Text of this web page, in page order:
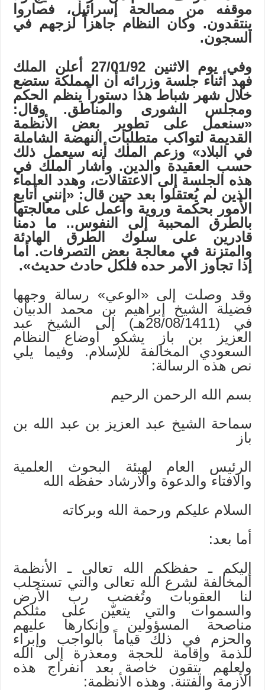
موقفه من مصالحة إسرائيل، فصاروا
ينتقدون. وكان النظام جاهزاً لزجهم في
السجون.
وفي يوم الاثنين 27/01/92 أعلن الملك
فهد أثناء جلسة وزرائه أن المملكة ستضع
خلال شهر شباط هذا دستوراً ينظم الحكم
ومجلس الشورى والمناطق. وقال:
«سنعمل على تطوير بعض الأنظمة
القديمة لتواكب متطلبات النهضة الشاملة
في البلاد» وزعم الملك أنه سيعمل ذلك
حسب العقيدة والدين. وأشار الملك في
هذه الجلسة إلى الاعتقالات، وهدد العلماء
الذين لم يُعتقلوا بعد حين قال: «إنني أتابع
الأمور بحكمة وروية وأعمل على معالجتها
بالطرق المحببة إلى النفوس.. ما دمنا
قادرين على سلوك الطرق الهادئة
والمتزنة في معالجة بعض التصرفات. أما
إذا تجاوز الأمر حده فلكل حادث حديث».
وقد وصلت إلى «الوعي» رسالة وجهها
فضيلة الشيخ إبراهيم بن محمد الدبيان
في (28/08/1411هـ) إلى الشيخ عبد
العزيز بن باز يشكو أوضاع النظام
السعودي المخالفة للإسلام. وفيما يلي
نص هذه الرسالة:
بسم الله الرحمن الرحيم
سماحة الشيخ عبد العزيز بن عبد الله بن
باز
الرئيس العام لهيئة البحوث العلمية
والافتاء والدعوة والارشاد حفظه الله
السلام عليكم ورحمة الله وبركاته
أما بعد:
إليكم ـ حفظكم الله تعالى ـ الأنظمة
المخالفة لشرع الله تعالى والتي تستجلب
لنا العقوبات وتُغضب رب الأرض
والسموات والتي يتعيّن على مثلكم
مناصحة المسؤولين وإنكارها عليهم
والحزم في ذلك قياماً بالواجب وإبراء
للذمة وإقامة للحجة ومعذرة إلى الله
ولعلهم يتقون خاصة بعد انفراج هذه
الأزمة والفتنة. وهذه الأنظمة: